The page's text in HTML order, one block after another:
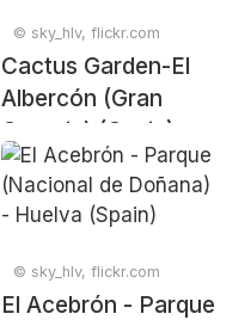
© sky_hlv, flickr.com
Cactus Garden-El
Albercón (Gran
Canaria) (Spain)
© sky_hlv, flickr.com
El Acebrón - Parque